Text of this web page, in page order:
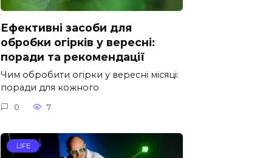
Ефективні засоби для
обробки огірків у вересні:
поради та рекомендації
Чим обробити огірки у вересні місяці:
поради для кожного
0 7
LIFE